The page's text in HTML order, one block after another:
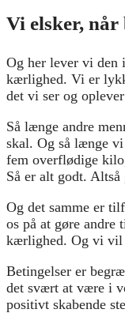
Vi elsker,
Og her lever vi den
kærlighed. Vi er
det vi ser og
Så længe andre
skal. Og så længe
fem overflødige
Så er alt godt.
Og det samme er
os på at gøre andre
kærlighed. Og vi vil
Betingelser er
det svært at være i
positivt skabende